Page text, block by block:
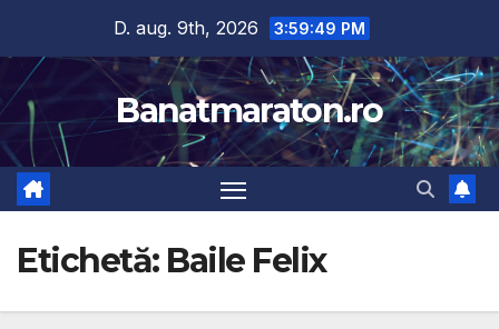
content
D. aug. 9th, 2026 3:59:50 PM
Banatmaraton.ro
Etichetă: Baile Felix